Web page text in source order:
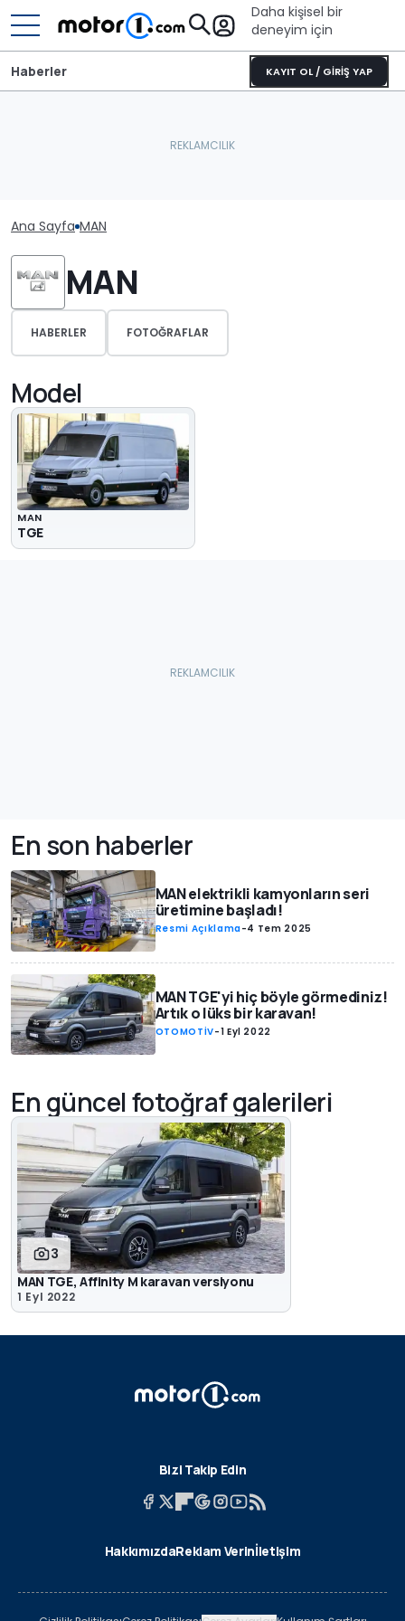
Daha kişisel bir
deneyim için
KAYIT OL / GİRİŞ YAP
Haberler
Ana Sayfa MAN
MAN
HABERLER FOTOĞRAFLAR
Model
MAN
TGE
En son haberler
MAN elektrikli kamyonların seri
üretimine başladı!
Resmi Açıklama-4 Tem 2025
MAN TGE'yi hiç böyle görmediniz!
Artık o lüks bir karavan!
OTOMOTİV-1 Eyl 2022
En güncel fotoğraf galerileri
3
MAN TGE, Affinity M karavan versiyonu
1 Eyl 2022
Bizi Takip Edin
HakkımızdaReklam Verinİletişim